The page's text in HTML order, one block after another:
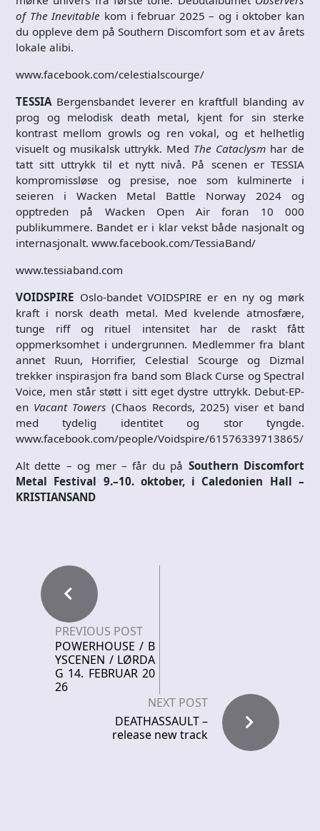
of The Inevitable kom i februar 2025 – og i oktober kan
du oppleve dem på Southern Discomfort som et av årets
lokale alibi.
www.facebook.com/celestialscourge/
TESSIABergensbandet leverer en kraftfull blanding av
prog og melodisk death metal, kjent for sin sterke
kontrast mellom growls og ren vokal, og et helhetlig
visuelt og musikalsk uttrykk. Med The Cataclysm har de
tatt sitt uttrykk til et nytt nivå. På scenen er TESSIA
kompromissløse og presise, noe som kulminerte i
seieren i Wacken Metal Battle Norway 2024 og
opptreden på Wacken Open Air foran 10 000
publikummere. Bandet er i klar vekst både nasjonalt og
internasjonalt. www.facebook.com/TessiaBand/
www.tessiaband.com
VOIDSPIRE Oslo-bandet VOIDSPIRE er en ny og mørk
kraft i norsk death metal. Med kvelende atmosfære,
tunge riff og rituel intensitet har de raskt fått
oppmerksomhet i undergrunnen. Medlemmer fra blant
annet Ruun, Horrifier, Celestial Scourge og Dizmal
trekker inspirasjon fra band som Black Curse og Spectral
Voice, men står støtt i sitt eget dystre uttrykk. Debut-EP-
en Vacant Towers (Chaos Records, 2025) viser et band
med tydelig identitet og stor tyngde.
www.facebook.com/people/Voidspire/61576339713865/
Alt dette – og mer – får du på Southern Discomfort
Metal Festival 9.–10. oktober, i Caledonien Hall –
KRISTIANSAND
PREVIOUS POST
POWERHOUSE / B
YSCENEN / LØRDA
G 14. FEBRUAR 20
26
NEXT POST
DEATHASSAULT –
release new track